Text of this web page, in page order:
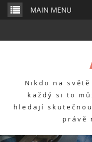
Skip
MAIN MENU
Nikdo na
každý si to
hledají
právě